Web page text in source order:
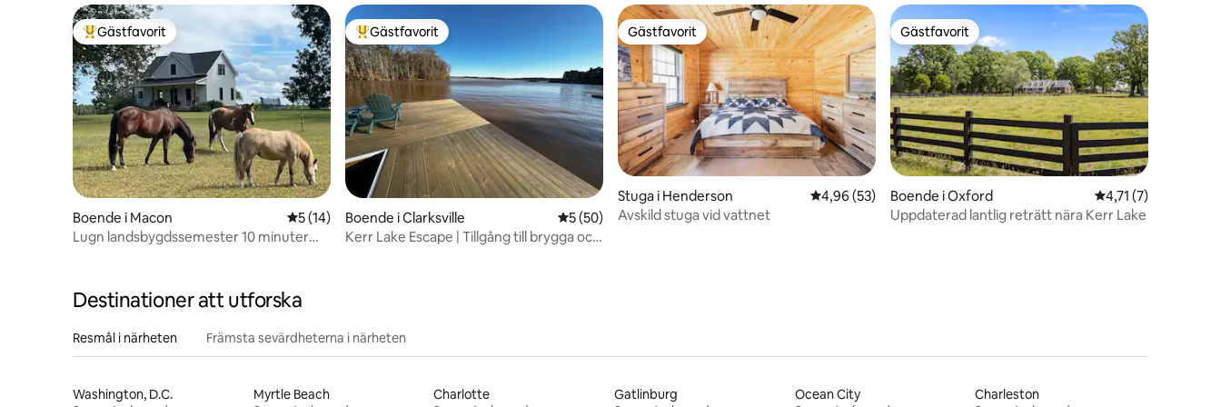
Populär gästfavorit
Gästfavorit
Boende i Macon 5 av 5 i genomsnittligt betyg, 14 omdömen
5 (14)
Lugn landsbygdssemester 10 minuter
Populär gästfavorit
Gästfavorit
Boende i Clarksville 5 av 5 i genomsnittligt betyg, 50 omdömen
5 (50)
Kerr Lake Escape | Tillgång till brygga och
Gästfavorit
Gästfavorit
Stuga i Henderson 4,96 av 5 i genomsnittligt betyg, 53 omdömen
4,96 (53)
Avskild stuga vid vattnet
Gästfavorit
Gästfavorit
Boende i Oxford 4,71 av 5 i
4,71 (7)
Uppdaterad lantlig reträtt nära Kerr Lake
Destinationer att utforska
Resmål i närheten Främsta sevärdheterna i närheten
Washington, D.C.
Myrtle Beach
Charlotte
Gatlinburg
Ocean City
Charleston